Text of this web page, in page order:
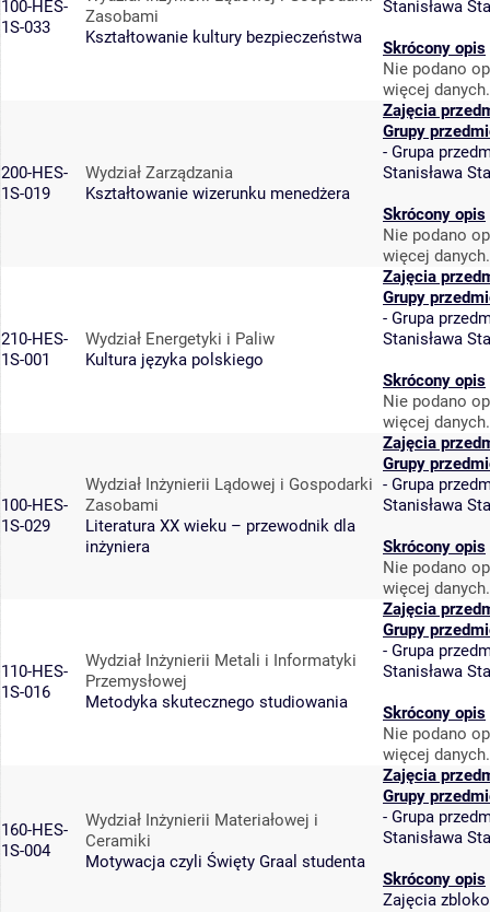
100-HES-
1S-033
Zasobami
Kształtowanie kultury bezpieczeństwa
Stanisława
Skrócony opis
Nie podano
więcej danych.
200-HES-
1S-019
Wydział Zarządzania
Kształtowanie wizerunku menedżera
Zajęcia
Grupy
- Grupa
Stanisława
Skrócony opis
Nie podano
więcej danych.
210-HES-
1S-001
Wydział Energetyki i Paliw
Kultura języka polskiego
Zajęcia
Grupy
- Grupa
Stanisława
Skrócony opis
Nie podano
więcej danych.
100-HES-
1S-029
Wydział Inżynierii Lądowej i Gospodarki
Zasobami
Literatura XX wieku – przewodnik dla
inżyniera
Zajęcia
Grupy
- Grupa
Stanisława
Skrócony opis
Nie podano
więcej danych.
110-HES-
1S-016
Wydział Inżynierii Metali i Informatyki
Przemysłowej
Metodyka skutecznego studiowania
Zajęcia
Grupy
- Grupa
Stanisława
Skrócony opis
Nie podano
więcej danych.
160-HES-
1S-004
Wydział Inżynierii Materiałowej i
Ceramiki
Motywacja czyli Święty Graal studenta
Zajęcia
Grupy
- Grupa
Stanisława
Skrócony opis
Zajęcia